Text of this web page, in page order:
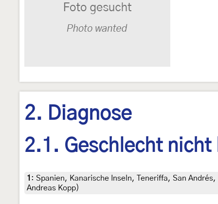
2. Diagnose
2.1. Geschlecht nicht
1 : Spanien, Kanarische Inseln, Teneriffa, San
Andreas Kopp)